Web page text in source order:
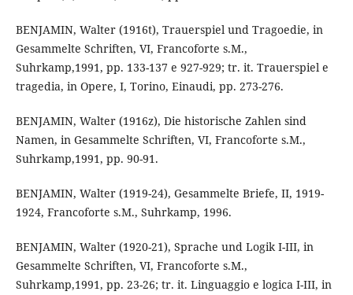
BENJAMIN, Walter (1916t), Trauerspiel und Tragoedie, in
Gesammelte Schriften, VI, Francoforte s.M.,
Suhrkamp,1991, pp. 133-137 e 927-929; tr. it. Trauerspiel e
tragedia, in Opere, I, Torino, Einaudi, pp. 273-276.
BENJAMIN, Walter (1916z), Die historische Zahlen sind
Namen, in Gesammelte Schriften, VI, Francoforte s.M.,
Suhrkamp,1991, pp. 90-91.
BENJAMIN, Walter (1919-24), Gesammelte Briefe, II, 1919-
1924, Francoforte s.M., Suhrkamp, 1996.
BENJAMIN, Walter (1920-21), Sprache und Logik I-III, in
Gesammelte Schriften, VI, Francoforte s.M.,
Suhrkamp,1991, pp. 23-26; tr. it. Linguaggio e logica I-III, in